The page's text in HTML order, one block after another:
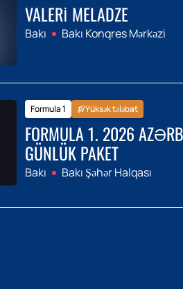
VALERI MELADZE
Bakı Bakı Konqres Mərkəzi
Formula 1 Yüksək tələbat
FORMULA 1. 2026
GÜNLÜK PAKET
Bakı Bakı Şəhər Halqası